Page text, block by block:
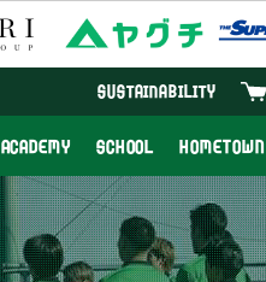
SUSTAINABILITY
ACADEMY SCHOOL HOMETOWN